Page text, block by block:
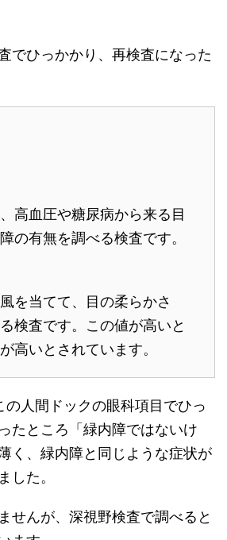
でひっかかり、再検査になった
高血圧や糖尿病から来る目
の有無を調べる検査です。
を当てて、目の柔らかさ
検査です。この値が高いと
高いとされています。
人間ドックの眼科項目でひっ
たところ「緑内障ではないけ
く、緑内障と同じような症状が
した。
せんが、深視野検査で調べると